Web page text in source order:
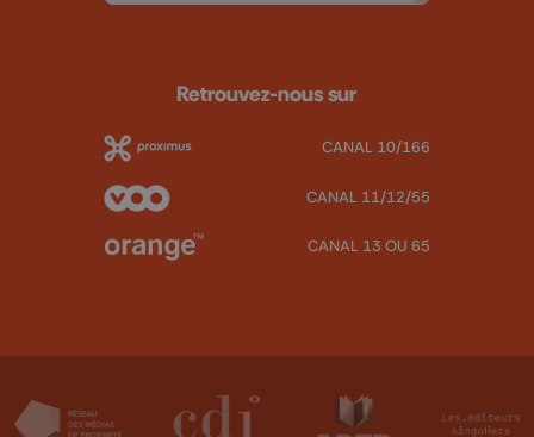
Retrouvez-nous sur
CANAL 10/166
CANAL 11/12/55
CANAL 13 OU 65